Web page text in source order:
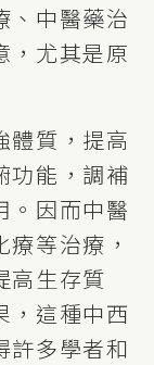
、中醫藥治
，尤其是原
體質，提高
功能，調補
。因而中醫
等治療，
高生存質
，這種中西
許多學者和